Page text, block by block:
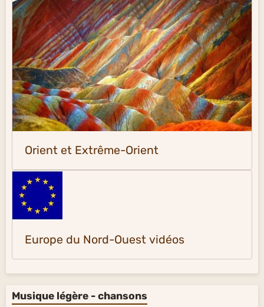
Orient et Extrême-Orient
Europe du Nord-Ouest vidéos
Musique légère - chansons